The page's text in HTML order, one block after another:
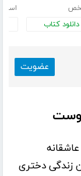
دانلود کتاب
عضویت
زندگی دختری